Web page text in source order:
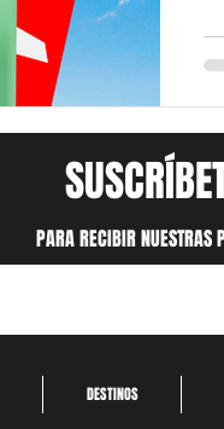
PARA RECIBIR NUESTRAS
DESTINOS